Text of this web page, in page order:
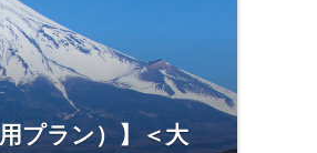
プラン）】＜大